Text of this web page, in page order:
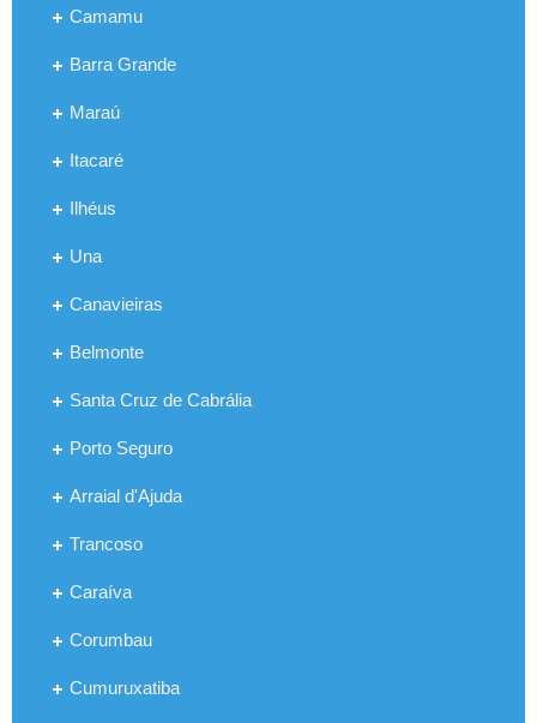
Camamu
Barra Grande
Maraú
Itacaré
Ilhéus
Una
Canavieiras
Belmonte
Santa Cruz de Cabrália
Porto Seguro
Arraial d'Ajuda
Trancoso
Caraíva
Corumbau
Cumuruxatiba